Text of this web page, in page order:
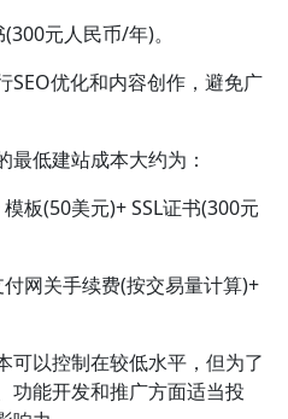
元人民币/年)。
SEO优化和内容创作，避免广
低建站成本大约为：
板(50美元)+ SSL证书(300元
网关手续费(按交易量计算)+
可以控制在较低水平，但为了
功能开发和推广方面适当投